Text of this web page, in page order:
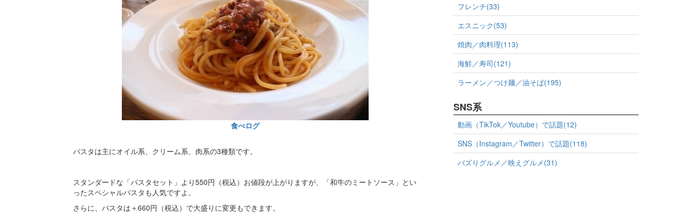
食べログ
パスタは主にオイル系、クリーム系、肉系の3種類です。
スタンダードな「パスタセット」より550円（税込）お値段が上がりますが、「和牛のミートソース」とい
ったスペシャルパスタも人気ですよ。
さらに、パスタは＋660円（税込）で大盛りに変更もできます。
フレンチ(33)
エスニック(53)
焼肉／肉料理(113)
海鮮／寿司(121)
ラーメン／つけ麺／油そば(195)
SNS系
動画（TikTok／Youtube）で話題(12)
SNS（Instagram／Twitter）で話題(118)
バズりグルメ／映えグルメ(31)